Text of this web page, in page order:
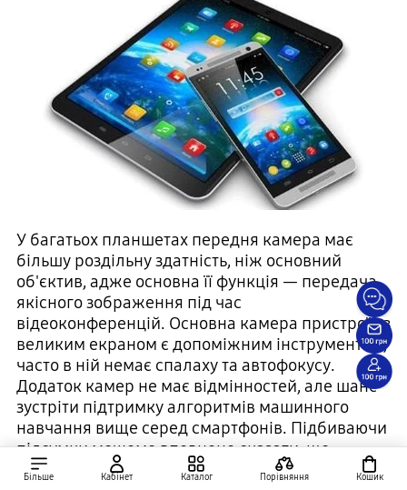
У багатьох планшетах передня камера має
більшу роздільну здатність, ніж основний
об'єктив, адже основна її функція — передача
якісного зображення під час
відеоконференцій. Основна камера пристроїв з
великим екраном є допоміжним інструментом,
часто в ній немає спалаху та автофокусу.
Додаток камер не має відмінностей, але шанс
зустріти підтримку алгоритмів машинного
навчання вище серед смартфонів. Підбиваючи
підсумки можемо впевнено сказати, що
камери планшета не є його сильною стороною.
Більше Кабінет Каталог Порівняння Кошик